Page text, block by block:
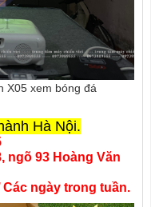
X05 xem bóng đá
Hà Nội.
ngõ 93 Hoàng Văn
Các ngày trong tuần.